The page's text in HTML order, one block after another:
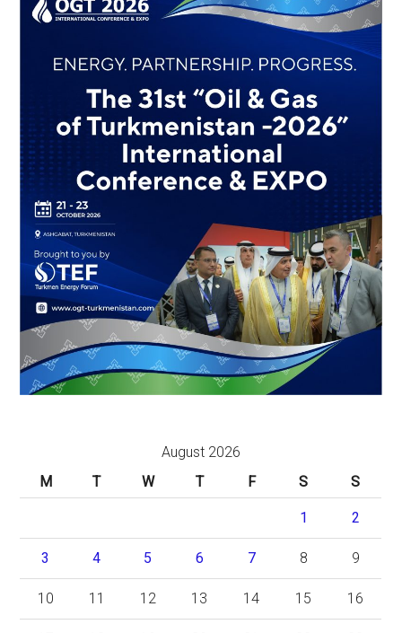
August 2026
M
T W T F S S
1 2
3 4 5 6 7 8 9
10 11 12 13 14 15 16